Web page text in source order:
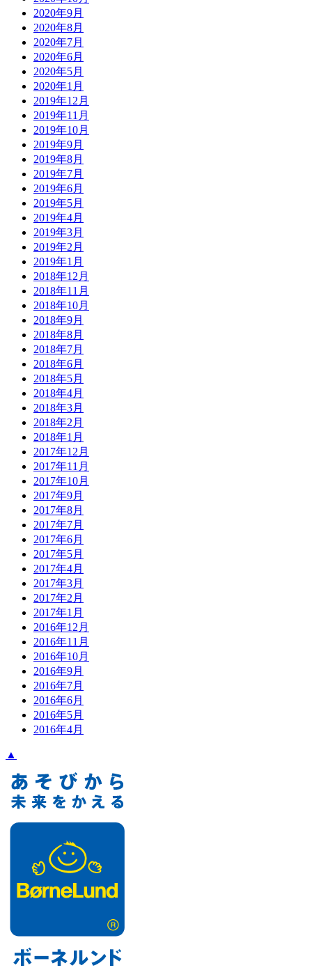
2020年9月
2020年8月
2020年7月
2020年6月
2020年5月
2020年1月
2019年12月
2019年11月
2019年10月
2019年9月
2019年8月
2019年7月
2019年6月
2019年5月
2019年4月
2019年3月
2019年2月
2019年1月
2018年12月
2018年11月
2018年10月
2018年9月
2018年8月
2018年7月
2018年6月
2018年5月
2018年4月
2018年3月
2018年2月
2018年1月
2017年12月
2017年11月
2017年10月
2017年9月
2017年8月
2017年7月
2017年6月
2017年5月
2017年4月
2017年3月
2017年2月
2017年1月
2016年12月
2016年11月
2016年10月
2016年9月
2016年7月
2016年6月
2016年5月
2016年4月
▲